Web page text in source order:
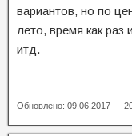
вариантов, но по
лето, время как
итд.
Обновлено: 09.06.2017 —